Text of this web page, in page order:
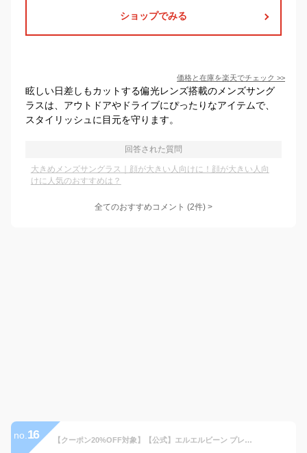
ショップでみる
価格と在庫を楽天でチェック >>
眩しい日差しもカットする偏光レンズ搭載のメンズサング
ラスは、アウトドアやドライブにぴったりなアイテムで、
スタイリッシュに目元を守ります。
回答された質問
大きめメンズサングラス｜顔が大きい人向けに！顔が大きい人向
けに人気のおすすめは？
全てのおすすめコメント (2件) >
no. 16 【クーポン20%OFF対象】【公式】エルエルビーン プレミアム ダブル エル ポロシャツ カタディン ロゴの刺繍入り | メンズ アウトドア ブランド 半袖 防シワ l.l.bean llbean llビーン 半袖ポロシャツ 衿 襟付き ロゴ入り ワンポイント 綿100 コットン トップス